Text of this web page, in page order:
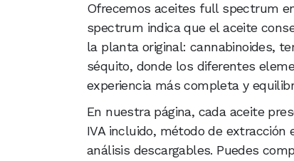
Ofrecemos aceites full spectrum
spectrum indica que el aceite
la planta original: cannabinoides,
séquito, donde los diferentes
experiencia más completa y
En nuestra página, cada aceite
IVA incluido, método de extracción
análisis descargables. Puedes